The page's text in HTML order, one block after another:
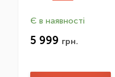
Є в наявності
5 999 грн.